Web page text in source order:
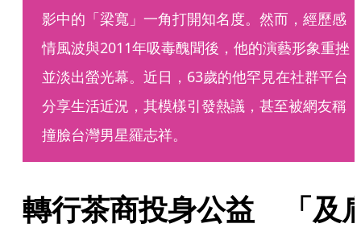
影中的「梁寬」一角打開知名度。然而，經歷感
情風波與2011年吸毒醜聞後，他的演藝形象重挫
並淡出螢光幕。近日，63歲的他罕見在社群平台
分享生活近況，其模樣引發熱議，甚至被網友稱
撞臉台灣男星羅志祥。
轉行茶商投身公益　「及